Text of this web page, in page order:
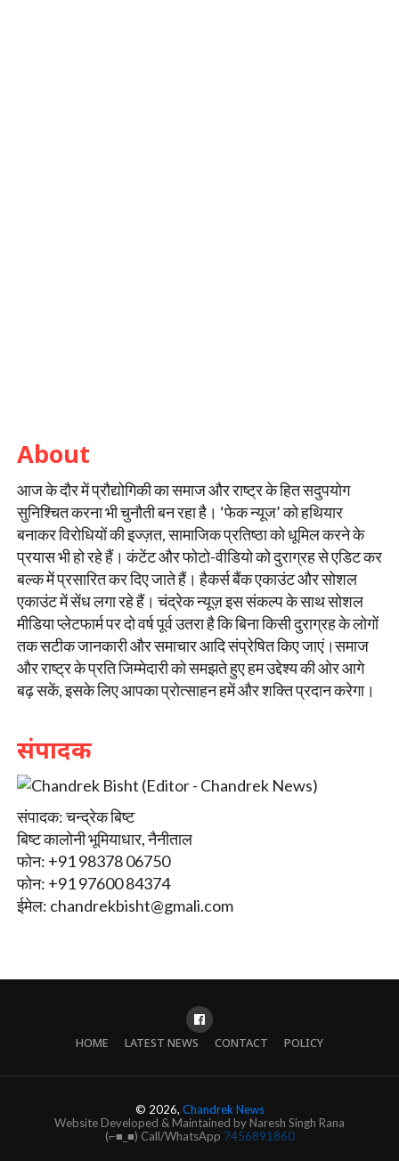
About
आज के दौर में प्रौद्योगिकी का समाज और राष्ट्र के हित सदुपयोग
सुनिश्चित करना भी चुनौती बन रहा है। ‘फेक न्यूज’ को हथियार
बनाकर विरोधियों की इज्ज़त, सामाजिक प्रतिष्ठा को धूमिल करने के
प्रयास भी हो रहे हैं। कंटेंट और फोटो-वीडियो को दुराग्रह से एडिट कर
बल्क में प्रसारित कर दिए जाते हैं। हैकर्स बैंक एकाउंट और सोशल
एकाउंट में सेंध लगा रहे हैं। चंद्रेक न्यूज़ इस संकल्प के साथ सोशल
मीडिया प्लेटफार्म पर दो वर्ष पूर्व उतरा है कि बिना किसी दुराग्रह के लोगों
तक सटीक जानकारी और समाचार आदि संप्रेषित किए जाएं।समाज
और राष्ट्र के प्रति जिम्मेदारी को समझते हुए हम उद्देश्य की ओर आगे
बढ़ सकें, इसके लिए आपका प्रोत्साहन हमें और शक्ति प्रदान करेगा।
संपादक
संपादक: चन्द्रेक बिष्ट
बिष्ट कालोनी भूमियाधार, नैनीताल
फोन: +91 98378 06750
फोन: +91 97600 84374
ईमेल: chandrekbisht@gmali.com
HOME LATEST NEWS CONTACT POLICY
© 2026, Chandrek News
Website Developed & Maintained by Naresh Singh Rana
(⌐■_■) Call/WhatsApp 7456891860